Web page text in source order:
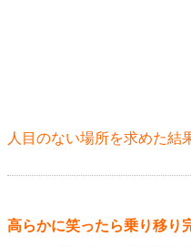
人目のない場所を求めた結
高らかに笑ったら乗り移り